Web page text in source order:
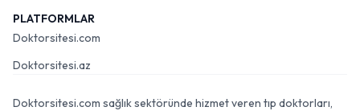
PLATFORMLAR
Doktorsitesi.com
Doktorsitesi.az
Doktorsitesi.com sağlık sektöründe hizmet veren tıp doktorları,